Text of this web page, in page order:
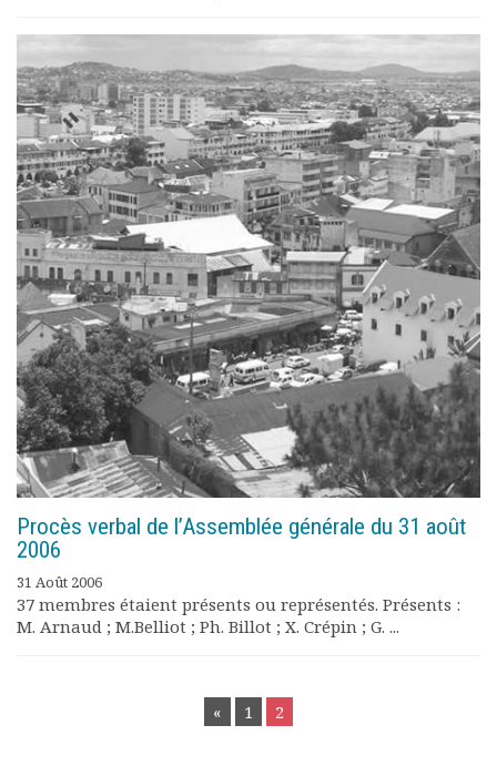
Procès verbal de l’Assemblée générale du 31 août
2006
31 Août 2006
37 membres étaient présents ou représentés. Présents :
M. Arnaud ; M.Belliot ; Ph. Billot ; X. Crépin ; G. ...
« 1 2